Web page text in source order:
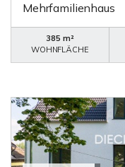
Mehrfamilienhaus
385 m²
WOHNFLÄCHE